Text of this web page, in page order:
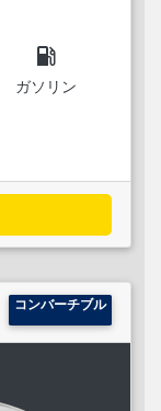
local_gas_station
ガソリン
コンバーチブル